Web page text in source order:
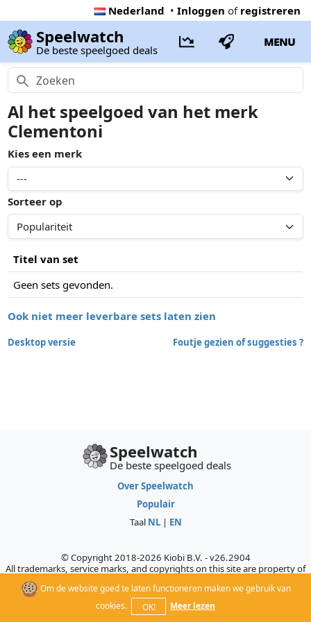
Nederland • Inloggen of registreren
Speelwatch
De beste speelgoed deals
MENU
Al het speelgoed van het merk
Clementoni
Kies een merk
Sorteer op
Titel van set
Geen sets gevonden.
Ook niet meer leverbare sets laten zien
Desktop versie Foutje gezien of suggesties ?
Om de website goed te laten functioneren maken we gebruik van
cookies.
OK! Meer lezen
Speelwatch
De beste speelgoed deals
Over Speelwatch
Populair
Taal NL| EN
© Copyright 2018-2026 Kiobi B.V. - v26.2904
All trademarks, service marks, and copyrights on this site are property of
their respective owners, who do not sponsor, authorize, or endorse this
site.